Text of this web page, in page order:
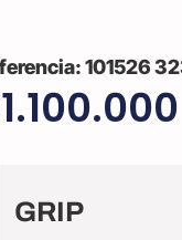
101526
1.100.000
GRIP